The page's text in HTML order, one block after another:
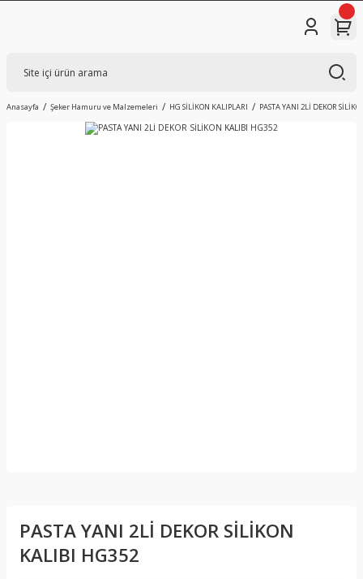
Anasayfa Şeker Hamuru ve Malzemeleri HG SİLİKON KALIPLARI PASTA YANI 2Lİ DEKOR
PASTA YANI 2Lİ DEKOR SİLİKON
KALIBI HG352